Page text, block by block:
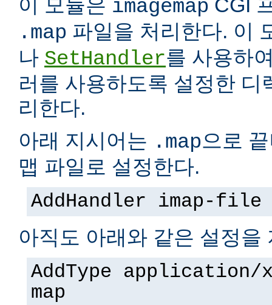
이 모듈은 imagemap CGI
.map 파일을 처리한다. 이
나 SetHandler를 사용하
러를 사용하도록 설정한 디
리한다.
아래 지시어는 .map으로
맵 파일로 설정한다.
AddHandler imap-file
아직도 아래와 같은 설정을
AddType application/
map